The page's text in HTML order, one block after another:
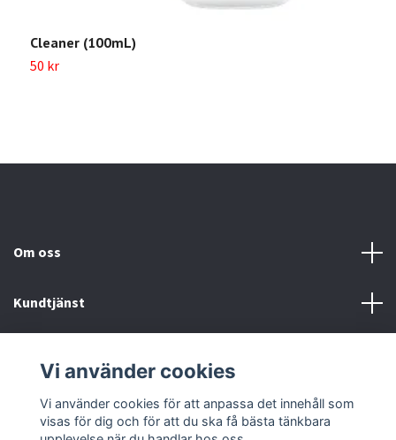
Cleaner (100mL)
50 kr
Om oss
Kundtjänst
Sociala medier
Vi använder cookies
Vi använder cookies för att anpassa det innehåll som
visas för dig och för att du ska få bästa tänkbara